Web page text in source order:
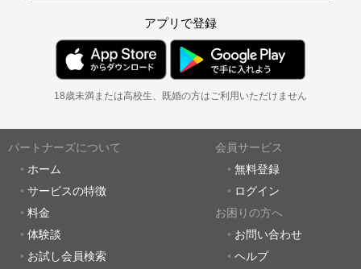
アプリで登録
18歳未満または高校生、既婚の方はご利用いただけません
パートナーズについて
ホーム
サービスの特徴
料金
体験談
お試し会員検索
会員サービス
無料登録
ログイン
お困りの方へ
お問い合わせ
ヘルプ